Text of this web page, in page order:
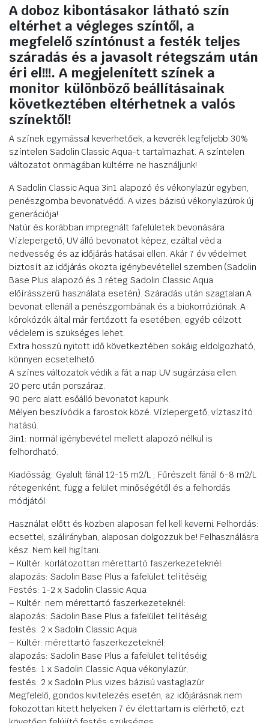
A doboz kibontásakor látható szín
eltérhet a végleges színtől, a
megfelelő színtónust a festék teljes
száradás és a javasolt rétegszám után
éri el!!!. A megjelenített színek a
monitor különböző beállításainak
következtében eltérhetnek a valós
színektől!
A színek egymással keverhetőek, a keverék legfeljebb 30%
színtelen Sadolin Classic Aqua-t tartalmazhat. A színtelen
változatot önmagában kültérre ne használjunk!
A Sadolin Classic Aqua 3in1 alapozó és vékonylazúr egyben,
penészgomba bevonatvédő. A vizes bázisú vékonylazúrok új
generációja!
Natúr és korábban impregnált fafelületek bevonására.
Vízlepergető, UV álló bevonatot képez, ezáltal véd a
nedvesség és az időjárás hatásai ellen. Akár 7 év védelmet
biztosít az időjárás okozta igénybevétellel szemben (Sadolin
Base Plus alapozó és 3 réteg Sadolin Classic Aqua
előírásszerű használata esetén). Száradás után szagtalan.A
bevonat ellenáll a penészgombának és a biokorróziónak. A
kórokózók által már fertőzött fa esetében, egyéb célzott
védelem is szükséges lehet.
Extra hosszú nyitott idő következtében sokáig eldolgozható,
könnyen ecsetelhető.
A színes változatok védik a fát a nap UV sugárzása ellen.
20 perc után porszáraz.
90 perc alatt esőálló bevonatot kapunk.
Mélyen beszívódik a farostok közé. Vízlepergető, víztaszító
hatású.
3in1: normál igénybevétel mellett alapozó nélkül is
felhordható.
Kiadósság: Gyalult fánál 12-15 m2/L ; Fűrészelt fánál 6-8 m2/L
rétegenként, függ a felület minőségétől és a felhordás
módjától
Használat előtt és közben alaposan fel kell keverni. Felhordás:
ecsettel, szálirányban, alaposan dolgozzuk be! Felhasználásra
kész. Nem kell higítani.
– Kültér: korlátozottan mérettartó faszerkezeteknél:
alapozás: Sadolin Base Plus a fafelület telítéséig
Festés: 1-2 x Sadolin Classic Aqua
– Kültér: nem mérettartó faszerkezeteknél:
alapozás: Sadolin Base Plus a fafelület telítéséig
festés: 2 x Sadolin Classic Aqua
– Kültér: mérettartó faszerkezeteknél:
alapozás: Sadolin Base Plus a fafelület telítéséig
festés: 1 x Sadolin Classic Aqua vékonylazúr,
festés: 2 x Sadolin Plus vizes bázisú vastaglazúr
Megfelelő, gondos kivitelezés esetén, az időjárásnak nem
fokozottan kitett helyeken 7 év élettartam is elérhető, ezt